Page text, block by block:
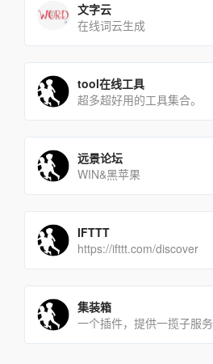
文字云
在线词云生成
tool在线工具
超多超好用的工具集合。
远景论坛
WIN&黑苹果
IFTTT
https://ifttt.com/discover
集装箱
一个插件，提供一揽子服务